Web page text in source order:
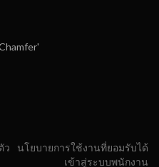
ว
นโยบายการใช้งานที่ยอมรับได้
เข้าสู่ระบบพนักงาน